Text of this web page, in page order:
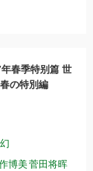
春季特别篇 世
の特別編
博美菅田将晖